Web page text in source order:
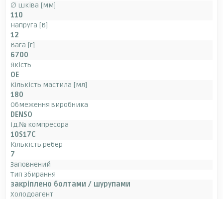
∅ шківа [мм]
110
Напруга [В]
12
Вага [г]
6700
Якість
OE
Кількість мастила [мл]
180
Обмеження виробника
DENSO
Ід.№ компресора
10S17C
Кількість ребер
7
Заповнений
Тип збирання
закріплено болтами / шурупами
Холодоагент